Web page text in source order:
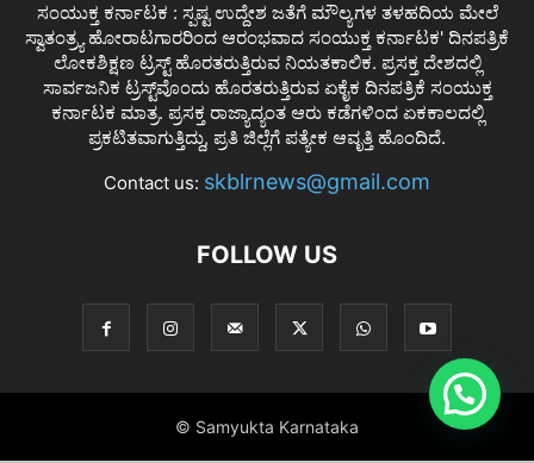
ಸಂಯುಕ್ತ ಕರ್ನಾಟಕ : ಸ್ಪಷ್ಟ ಉದ್ದೇಶ ಜತೆಗೆ ಮೌಲ್ಯಗಳ ತಳಹದಿಯ ಮೇಲೆ
ಸ್ವಾತಂತ್ರ್ಯ ಹೋರಾಟಗಾರರಿಂದ ಆರಂಭವಾದ ಸಂಯುಕ್ತ ಕರ್ನಾಟಕ' ದಿನಪತ್ರಿಕೆ
ಲೋಕಶಿಕ್ಷಣ ಟ್ರಸ್ಟ್ ಹೊರತರುತ್ತಿರುವ ನಿಯತಕಾಲಿಕ. ಪ್ರಸಕ್ತ ದೇಶದಲ್ಲಿ
ಸಾರ್ವಜನಿಕ ಟ್ರಸ್ಟ್‌ವೊಂದು ಹೊರತರುತ್ತಿರುವ ಏಕೈಕ ದಿನಪತ್ರಿಕೆ ಸಂಯುಕ್ತ
ಕರ್ನಾಟಕ ಮಾತ್ರ. ಪ್ರಸಕ್ತ ರಾಜ್ಯಾದ್ಯಂತ ಆರು ಕಡೆಗಳಿಂದ ಏಕಕಾಲದಲ್ಲಿ
ಪ್ರಕಟಿತವಾಗುತ್ತಿದ್ದು, ಪ್ರತಿ ಜಿಲ್ಲೆಗೆ ಪತ್ಯೇಕ ಆವೃತ್ತಿ ಹೊಂದಿದೆ.
Contact us: skblrnews@gmail.com
FOLLOW US
© Samyukta Karnataka